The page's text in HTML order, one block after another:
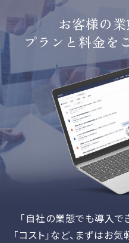
お客様の
プランと料金を
「自社の業態でも導入で
「コスト」など、 まずはお気